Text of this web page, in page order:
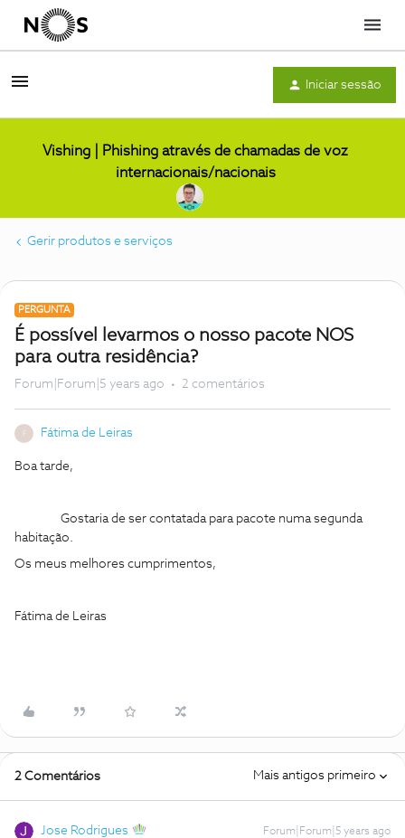
Menu
Iniciar sessão
Vishing | Phishing através de chamadas de voz
internacionais/nacionais
Gerir produtos e serviços
PERGUNTA
É possível levarmos o nosso pacote NOS
para outra residência?
Forum|Forum|5 years ago 2 comentários
Fátima de Leiras
Boa tarde,
Gostaria de ser contatada para pacote numa segunda
habitação.
Os meus melhores cumprimentos,
Fátima de Leiras
2 Comentários Mais antigos primeiro
Jose Rodrigues Forum|Forum|5 years ago